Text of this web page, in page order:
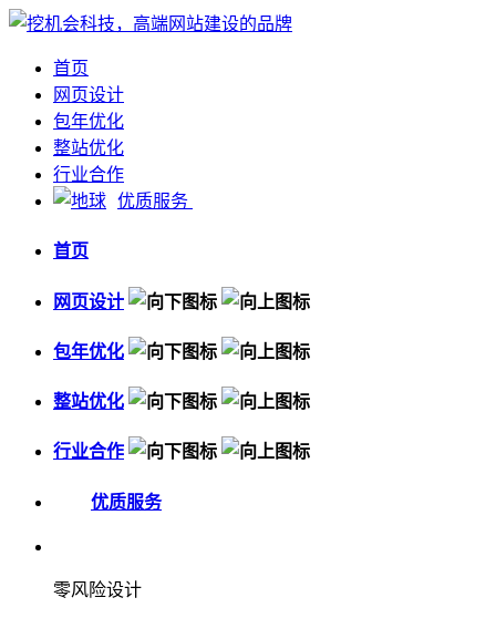
首页
网页设计
包年优化
整站优化
行业合作
优质服务
首页
网页设计
包年优化
整站优化
行业合作
优质服务
零风险设计